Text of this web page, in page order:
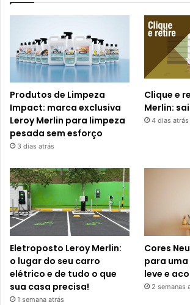
Produtos de Limpeza
Impact: marca exclusiva
Leroy Merlin para limpeza
pesada sem esforço
3 dias atrás
Clique e
Merlin:
4 dias atrás
Eletroposto Leroy Merlin:
o lugar do seu carro
elétrico e de tudo o que
sua casa precisa!
1 semana atrás
Cores
para
leve e
2 semanas